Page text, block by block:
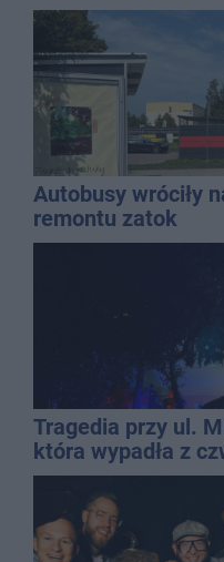
Autobusy wróciły
remontu zatok
Tragedia przy ul.
która wypadła z